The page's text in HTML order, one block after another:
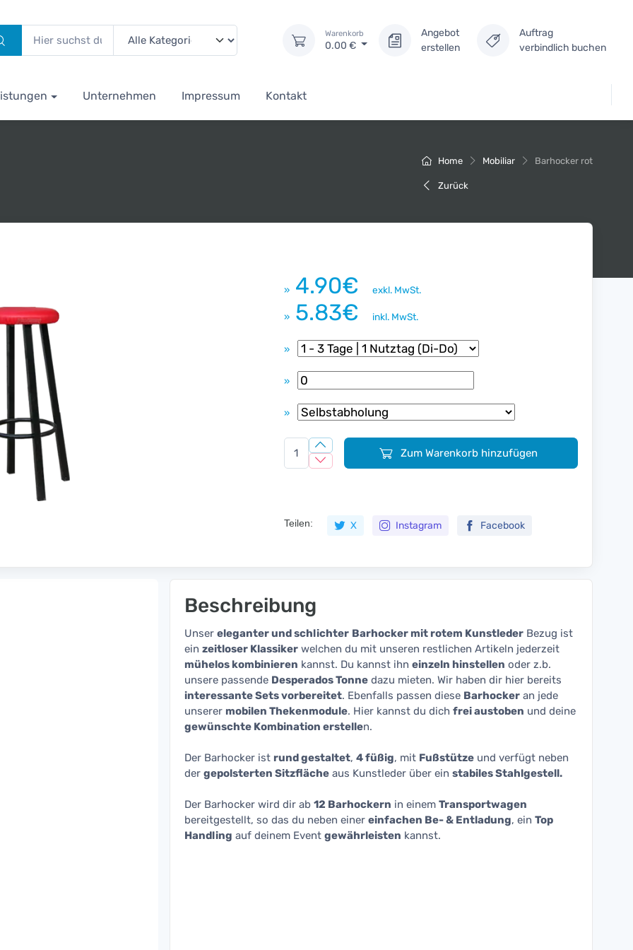
Warenkorb
0.00 €
Angebot
erstellen
Auftrag
verbindlich buchen
Unternehmen Impressum Kontakt
Home Mobiliar Barhocker rot
Zurück
» 4.90€ exkl. MwSt.
» 5.83€ inkl. MwSt.
»
»
»
Zum Warenkorb hinzufügen
Teilen: X Instagram Facebook
Beschreibung
Unser eleganter und schlichter Barhocker mit rotem Kunstleder Bezug ist
ein zeitloser Klassiker welchen du mit unseren restlichen Artikeln jederzeit
mühelos kombinieren kannst. Du kannst ihn einzeln hinstellen oder z.b.
unsere passende Desperados Tonne dazu mieten. Wir haben dir hier bereits
interessante Sets vorbereitet. Ebenfalls passen diese Barhocker an jede
unserer mobilen Thekenmodule. Hier kannst du dich frei austoben und deine
gewünschte Kombination erstellen.
Der Barhocker ist rund gestaltet, 4 füßig, mit Fußstütze und verfügt neben
der gepolsterten Sitzfläche aus Kunstleder über ein stabiles Stahlgestell.
Der Barhocker wird dir ab 12 Barhockern in einem Transportwagen
bereitgestellt, so das du neben einer einfachen Be- & Entladung, ein Top
Handling auf deinem Event gewährleisten kannst.